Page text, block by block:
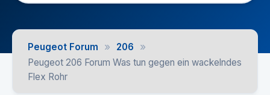
Peugeot Forum » 206 »
Peugeot 206 Forum Was tun gegen ein wackelndes
Flex Rohr